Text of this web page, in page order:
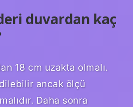
duvardan kaç
18 cm uzakta olmalı.
ancak ölçü
Daha sonra